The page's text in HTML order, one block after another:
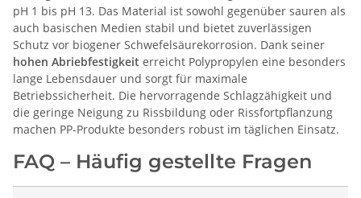
pH 1 bis pH 13. Das Material ist sowohl gegenüber sauren als
auch basischen Medien stabil und bietet zuverlässigen
Schutz vor biogener Schwefelsäurekorrosion. Dank seiner
hohen Abriebfestigkeit erreicht Polypropylen eine besonders
lange Lebensdauer und sorgt für maximale
Betriebssicherheit. Die hervorragende Schlagzähigkeit und
die geringe Neigung zu Rissbildung oder Rissfortpflanzung
machen PP-Produkte besonders robust im täglichen Einsatz.
FAQ – Häufig gestellte Fragen